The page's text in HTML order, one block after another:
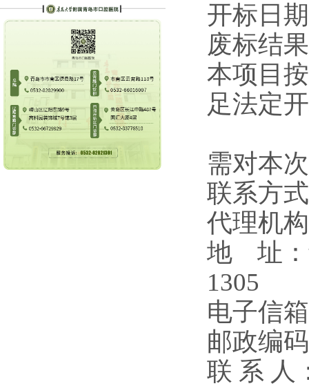
开标日
废标结
本项目
足法定
需对本
联系方
代理机
地 址：
1305
电子信
邮政编
联 系